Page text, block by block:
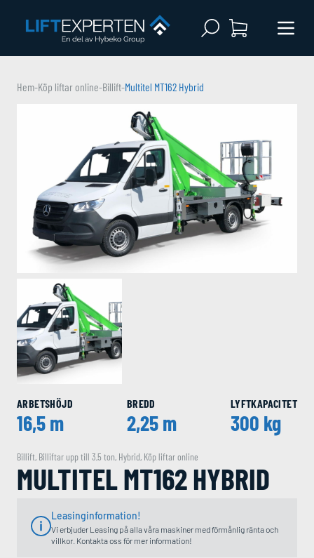
Open search
Hem-Köp liftar online-Billift-Multitel MT162 Hybrid
ARBETSHÖJD
16,5 m
BREDD
2,25 m
LYFTKAPACITET
300 kg
Billift, Billiftar upp till 3,5 ton, Hybrid, Köp liftar online
MULTITEL MT162 HYBRID
Leasinginformation!
Vi erbjuder Leasing på alla våra maskiner med förmånlig ränta och
villkor. Kontakta oss för mer information!